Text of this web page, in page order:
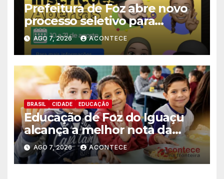
Prefeitura de Foz abre novo
processo seletivo para
estagiários
AGO 7, 2026 ACONTECE
BRASIL CIDADE EDUCAÇÃ0
Educação de Foz do Iguaçu
alcança a melhor nota da
história no IDEB
AGO 7, 2026 ACONTECE